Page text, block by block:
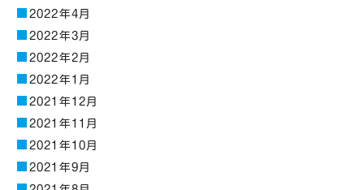
2022年4月
2022年3月
2022年2月
2022年1月
2021年12月
2021年11月
2021年10月
2021年9月